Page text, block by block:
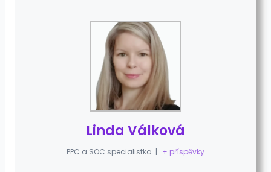
Linda Válková
PPC a SOC specialistka | + příspěvky